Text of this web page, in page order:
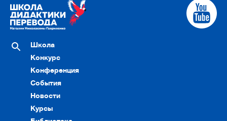
Школа
Конкурс
Конференция
События
Новости
Курсы